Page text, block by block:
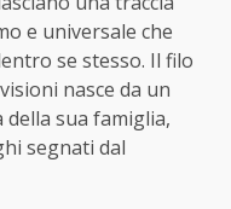
e universale che
se stesso. Il filo
nasce da un
della sua famiglia,
segnati dal